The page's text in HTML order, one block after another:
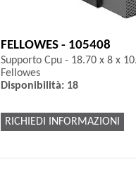
FELLOWES - 105408
Supporto Cpu - 18.70 x 8 x
Fellowes
Disponibilità: 18
RICHIEDI INFORMAZIONI